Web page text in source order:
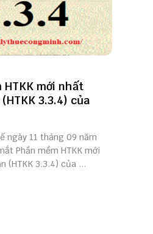
HTKK mới nhất
3.3.4) của
ngày 11 tháng 09 năm
Phần mềm HTKK mới
(HTKK 3.3.4) của ...